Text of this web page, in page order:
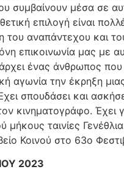
µέσα σε
επιλογή είναι
αναπάντεχου και
επικοινωνία µας µε
ένας άνθρωπος
αγωνία την έκρηξη
σπουδάσει και
κινηµατογράφο. Έχει
ταινίες
Κοινού στο 63ο
2023